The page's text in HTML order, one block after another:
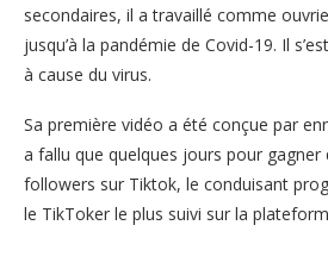
secondaires, il a travaillé comme
jusqu’à la pandémie de Covid-19. Il
à cause du virus.
Sa première vidéo a été conçue par
a fallu que quelques jours pour gagner
followers sur Tiktok, le conduisant
le TikToker le plus suivi sur la